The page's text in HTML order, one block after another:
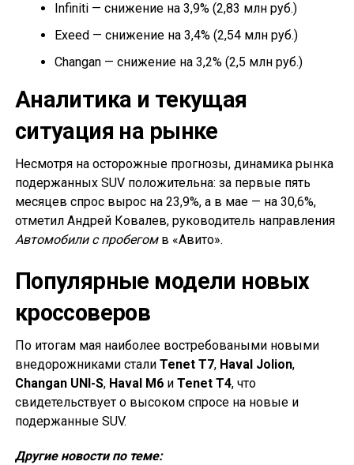
Infiniti — снижение на 3,9% (2,83 млн руб.)
Exeed — снижение на 3,4% (2,54 млн руб.)
Changan — снижение на 3,2% (2,5 млн руб.)
Аналитика и текущая
ситуация на рынке
Несмотря на осторожные прогнозы, динамика рынка
подержанных SUV положительна: за первые пять
месяцев спрос вырос на 23,9%, а в мае — на 30,6%,
отметил Андрей Ковалев, руководитель направления
Автомобили с пробегомв «Авито».
Популярные модели новых
кроссоверов
По итогам мая наиболее востребоваными новыми
внедорожниками стали Tenet T7, Haval Jolion,
Changan UNI-S, Haval M6и Tenet T4, что
свидетельствует о высоком спросе на новые и
подержанные SUV.
Другие новости по теме: